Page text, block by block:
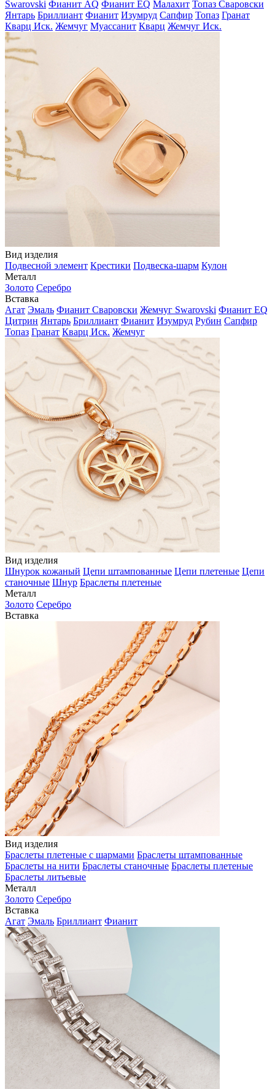
Swarovski Фианит AQ Фианит EQ Малахит Топаз Сваровски
Янтарь Бриллиант Фианит Изумруд Сапфир Топаз Гранат
Кварц Иск. Жемчуг Муассанит Кварц Жемчуг Иск.
Вид изделия
Подвесной элемент Крестики Подвеска-шарм Кулон
Металл
Золото Серебро
Вставка
Агат Эмаль Фианит Сваровски Жемчуг Swarovski Фианит EQ
Цитрин Янтарь Бриллиант Фианит Изумруд Рубин Сапфир
Топаз Гранат Кварц Иск. Жемчуг
Вид изделия
Шнурок кожаный Цепи штампованные Цепи плетеные Цепи
станочные Шнур Браслеты плетеные
Металл
Золото Серебро
Вставка
Вид изделия
Браслеты плетеные с шармами Браслеты штампованные
Браслеты на нити Браслеты станочные Браслеты плетеные
Браслеты литьевые
Металл
Золото Серебро
Вставка
Агат Эмаль Бриллиант Фианит